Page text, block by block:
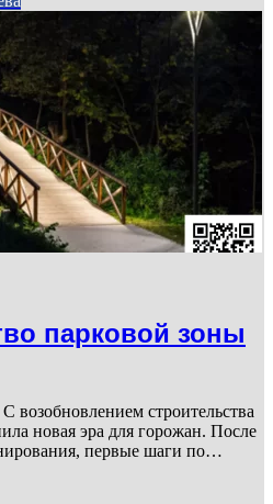
парковой зоны
возобновлением строительства
новая эра для горожан. После
первые шаги по…